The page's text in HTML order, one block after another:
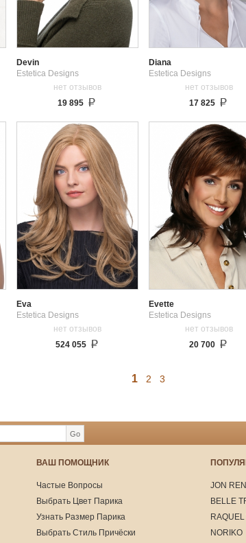
Devin
Estetica Designs
нет отзывов
19 895
Diana
Estetica Designs
нет отзывов
17 825
Eva
Estetica Designs
нет отзывов
524 055
Evette
Estetica Designs
нет отзывов
20 700
1 2 3
Go
ВАШ ПОМОЩНИК
Частые Вопросы
Выбрать Цвет Парика
Узнать Размер Парика
Выбрать Стиль Причёски
JON
BELLE
NORIKO